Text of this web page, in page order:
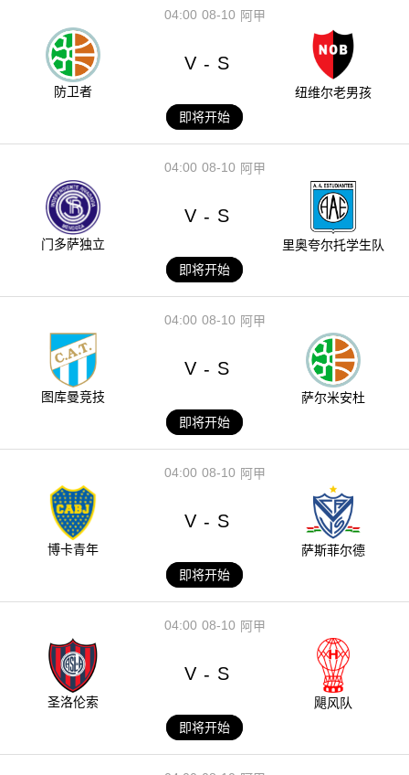
08-10
04:00 阿甲
防卫者
V - S
纽维尔老男孩
即将开始
08-10
04:00 阿甲
门多萨独立
V - S
里奥夸尔托学生队
即将开始
08-10
04:00 阿甲
图库曼竞技
V - S
萨尔米安杜
即将开始
08-10
04:00 阿甲
博卡青年
V - S
萨斯菲尔德
即将开始
08-10
04:00 阿甲
圣洛伦索
V - S
飓风队
即将开始